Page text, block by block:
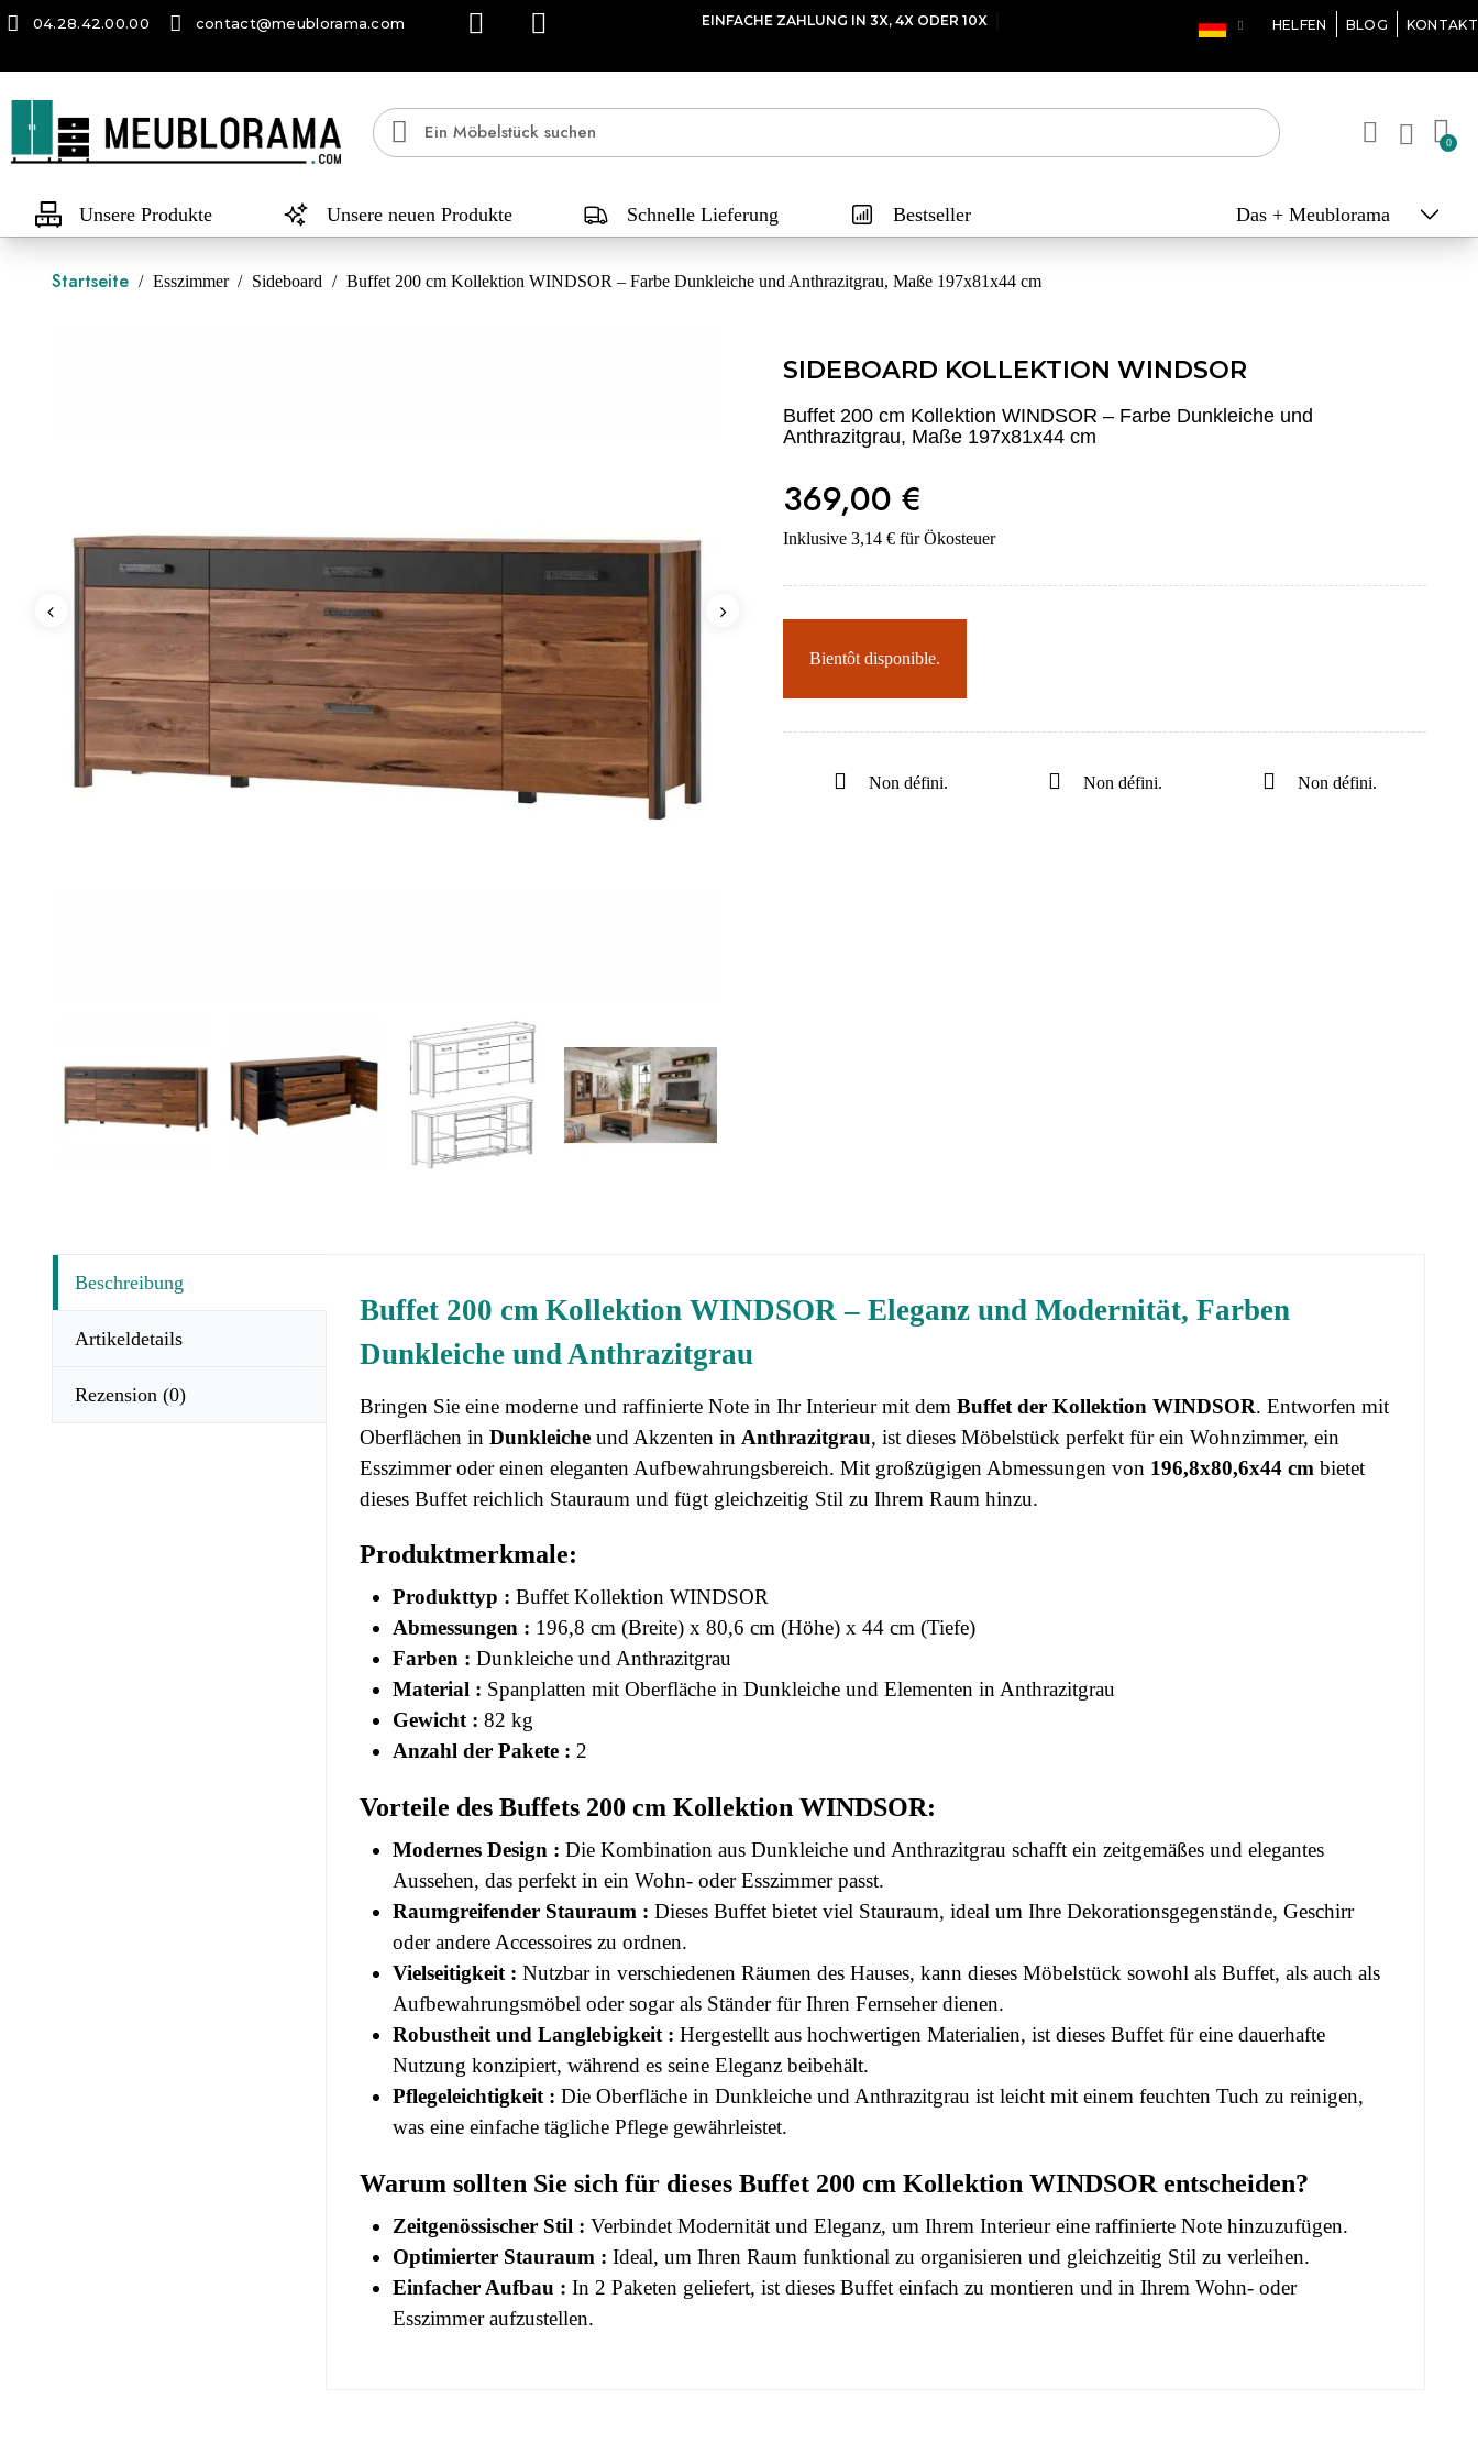
04.28.42.00.00 contact@meublorama.com EINFACHE ZAHLUNG IN 3X, 4X ODER 10X HELFEN BLOG KONTAKT
Unsere Produkte Unsere neuen Produkte Schnelle Lieferung Bestseller Das + Meublorama
Startseite Esszimmer Sideboard Buffet 200 cm Kollektion WINDSOR – Farbe Dunkleiche und Anthrazitgrau, Maße 197x81x44 cm
SIDEBOARD KOLLEKTION WINDSOR
Buffet 200 cm Kollektion WINDSOR – Farbe Dunkleiche und
Anthrazitgrau, Maße 197x81x44 cm
369,00 €
Inklusive 3,14 € für Ökosteuer
Bientôt disponible.
Non défini. Non défini. Non défini.
Beschreibung
Artikeldetails
Rezension (0)
Buffet 200 cm Kollektion WINDSOR – Eleganz und Modernität, Farben
Dunkleiche und Anthrazitgrau
Bringen Sie eine moderne und raffinierte Note in Ihr Interieur mit dem Buffet der Kollektion WINDSOR. Entworfen mit
Oberflächen in Dunkleiche und Akzenten in Anthrazitgrau, ist dieses Möbelstück perfekt für ein Wohnzimmer, ein
Esszimmer oder einen eleganten Aufbewahrungsbereich. Mit großzügigen Abmessungen von 196,8x80,6x44 cm bietet
dieses Buffet reichlich Stauraum und fügt gleichzeitig Stil zu Ihrem Raum hinzu.
Produktmerkmale:
Produkttyp : Buffet Kollektion WINDSOR
Abmessungen : 196,8 cm (Breite) x 80,6 cm (Höhe) x 44 cm (Tiefe)
Farben : Dunkleiche und Anthrazitgrau
Material : Spanplatten mit Oberfläche in Dunkleiche und Elementen in Anthrazitgrau
Gewicht : 82 kg
Anzahl der Pakete : 2
Vorteile des Buffets 200 cm Kollektion WINDSOR:
Modernes Design : Die Kombination aus Dunkleiche und Anthrazitgrau schafft ein zeitgemäßes und elegantes
Aussehen, das perfekt in ein Wohn- oder Esszimmer passt.
Raumgreifender Stauraum : Dieses Buffet bietet viel Stauraum, ideal um Ihre Dekorationsgegenstände, Geschirr
oder andere Accessoires zu ordnen.
Vielseitigkeit : Nutzbar in verschiedenen Räumen des Hauses, kann dieses Möbelstück sowohl als Buffet, als auch als
Aufbewahrungsmöbel oder sogar als Ständer für Ihren Fernseher dienen.
Robustheit und Langlebigkeit : Hergestellt aus hochwertigen Materialien, ist dieses Buffet für eine dauerhafte
Nutzung konzipiert, während es seine Eleganz beibehält.
Pflegeleichtigkeit : Die Oberfläche in Dunkleiche und Anthrazitgrau ist leicht mit einem feuchten Tuch zu reinigen,
was eine einfache tägliche Pflege gewährleistet.
Warum sollten Sie sich für dieses Buffet 200 cm Kollektion WINDSOR entscheiden?
Zeitgenössischer Stil : Verbindet Modernität und Eleganz, um Ihrem Interieur eine raffinierte Note hinzuzufügen.
Optimierter Stauraum : Ideal, um Ihren Raum funktional zu organisieren und gleichzeitig Stil zu verleihen.
Einfacher Aufbau : In 2 Paketen geliefert, ist dieses Buffet einfach zu montieren und in Ihrem Wohn- oder
Esszimmer aufzustellen.